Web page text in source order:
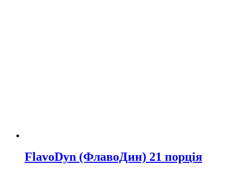
FlavoDyn (ФлавоДин) 21 порція